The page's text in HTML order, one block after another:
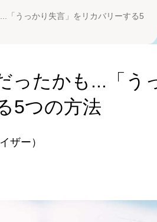
「うっかり失言」をリカバリーする5
ったかも...「う
5つの方法
ザー）